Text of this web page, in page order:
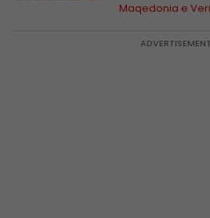
Maqedonia e